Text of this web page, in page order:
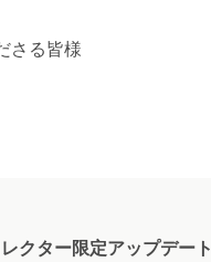
さる皆様
クター限定アップデート